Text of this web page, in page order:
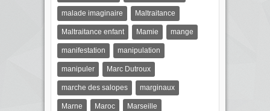
malade imaginaire Maltraitance
Maltraitance enfant Mamie mange
manifestation manipulation
manipuler Marc Dutroux
marche des salopes marginaux
Marne Maroc Marseille